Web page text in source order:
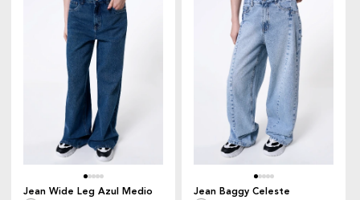
Jean Wide Leg Azul Medio Jean Baggy Celeste